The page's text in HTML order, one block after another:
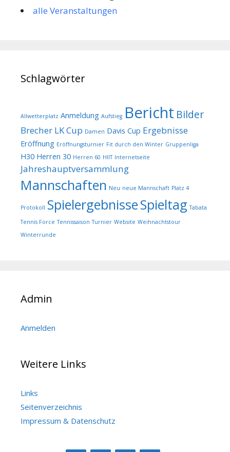
alle Veranstaltungen
Schlagwörter
Allwetterplatz Anmeldung Aufstieg Bericht Bilder
Brecher LK Cup Damen Davis Cup Ergebnisse
Eröffnung Eröffnungsturnier Fit durch den Winter Gruppenliga
H30 Herren 30 Herren 60 HIIT Internetseite
Jahreshauptversammlung
Mannschaften Neu neue Mannschaft Platz 4
Protokoll SpielergebnisseSpieltag Tabata
Tennis Force Tennissaison Turnier Website Weihnachtstour
Winterrunde
Admin
Anmelden
Weitere Links
Links
Seitenverzeichnis
Impressum & Datenschutz